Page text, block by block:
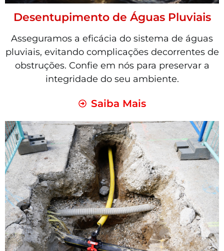
Desentupimento de Águas Pluviais
Asseguramos a eficácia do sistema de águas
pluviais, evitando complicações decorrentes de
obstruções. Confie em nós para preservar a
integridade do seu ambiente.
Saiba Mais